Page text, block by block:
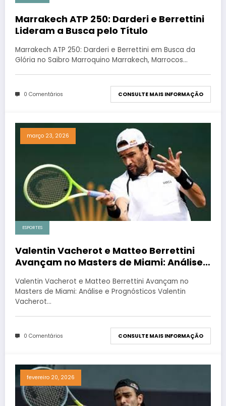
Marrakech ATP 250: Darderi e Berrettini
Lideram a Busca pelo Título
Marrakech ATP 250: Darderi e Berrettini em Busca da
Glória no Saibro Marroquino Marrakech, Marrocos…
0 Comentários CONSULTE MAIS INFORMAÇÃO
março 23, 2026
ESPORTES
Valentin Vacherot e Matteo Berrettini
Avançam no Masters de Miami: Análise e
Valentin Vacherot e Matteo Berrettini Avançam no
Masters de Miami: Análise e Prognósticos Valentin
Vacherot…
0 Comentários CONSULTE MAIS INFORMAÇÃO
fevereiro 20, 2026